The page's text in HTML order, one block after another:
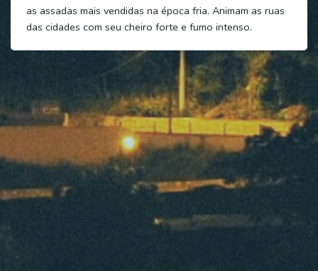
as assadas mais vendidas na época fria. Animam as ruas
das cidades com seu cheiro forte e fumo intenso.